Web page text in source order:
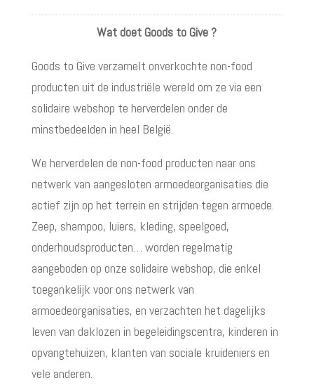
Wat doet Goods to Give ?
Goods to Give verzamelt onverkochte non-food
producten uit de industriële wereld om ze via een
solidaire webshop te herverdelen onder de
minstbedeelden in heel België.
We herverdelen de non-food producten naar ons
netwerk van aangesloten armoedeorganisaties die
actief zijn op het terrein en strijden tegen armoede.
Zeep, shampoo, luiers, kleding, speelgoed,
onderhoudsproducten… worden regelmatig
aangeboden op onze solidaire webshop, die enkel
toegankelijk voor ons netwerk van
armoedeorganisaties, en verzachten het dagelijks
leven van daklozen in begeleidingscentra, kinderen in
opvangtehuizen, klanten van sociale kruideniers en
vele anderen.